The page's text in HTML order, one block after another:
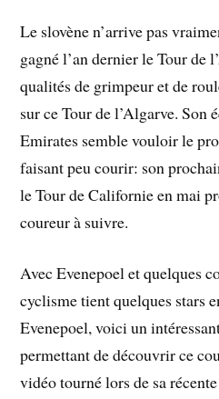
Le slovène n’arrive pas
gagné l’an dernier le Tour de
qualités de grimpeur et de
sur ce Tour de l’Algarve. Son
Emirates semble vouloir le
faisant peu courir: son
le Tour de Californie en mai
coureur à suivre.
Avec Evenepoel et quelques
cyclisme tient quelques stars
Evenepoel, voici un
permettant de découvrir ce
vidéo tourné lors de sa